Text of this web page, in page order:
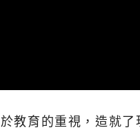
教育的重視，造就